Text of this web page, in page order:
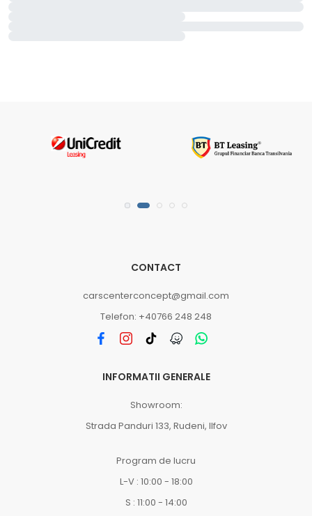
CONTACT
carscenterconcept@gmail.com
Telefon: +40766 248 248
INFORMATII GENERALE
Showroom:
Strada Panduri 133, Rudeni, Ilfov
Program de lucru
L-V : 10:00 - 18:00
S : 11:00 - 14:00